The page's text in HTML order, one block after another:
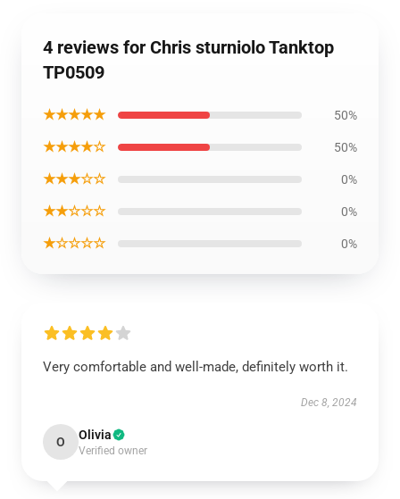
4 reviews for Chris sturniolo Tanktop
TP0509
★★★★★ 50%
★★★★☆ 50%
★★★☆☆ 0%
★★☆☆☆ 0%
★☆☆☆☆ 0%
Very comfortable and well-made, definitely worth it.
Dec 8, 2024
O Olivia
Verified owner